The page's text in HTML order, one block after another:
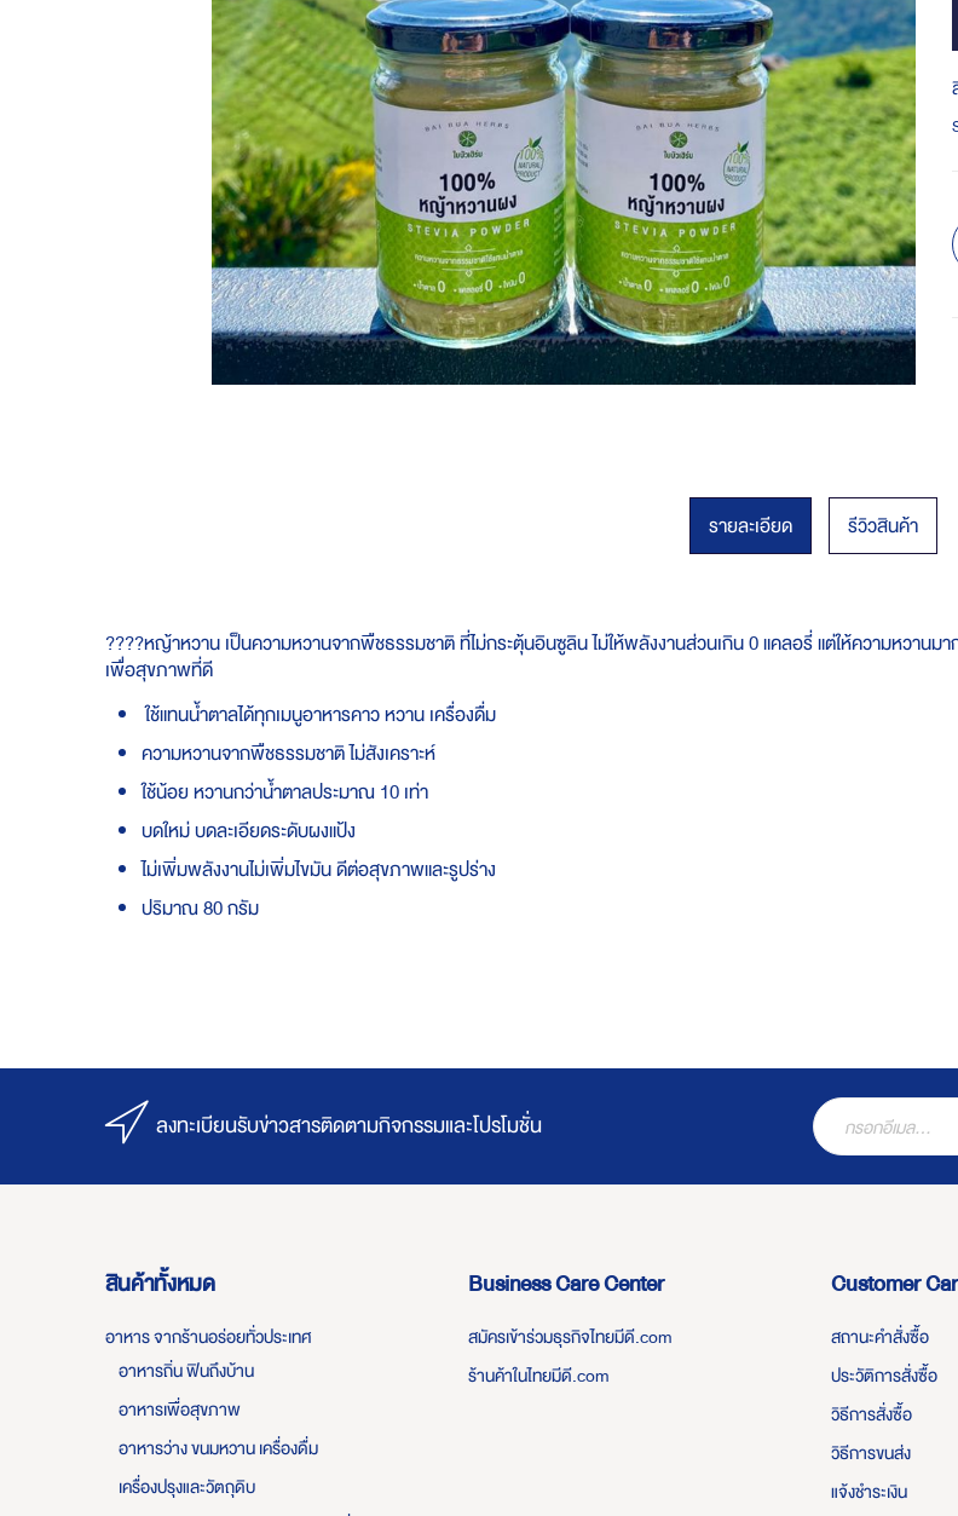
gallery
รายละเอียด
????หญ้าหวาน เป็นความหวานจากพืชธรรมชาติ ที่ไม่กระตุ้นอินซูลิน ไม่ให้พลังงานส่วนเกิน 0 แคลอรี่ แต่ให้ความหวานม
เพื่อสุขภาพที่ดี
ใช้แทนน้ำตาลได้ทุกเมนูอาหารคาว หวาน เครื่องดื่ม
ความหวานจากพืชธรรมชาติ ไม่สังเคราะห์
ใช้น้อย หวานกว่าน้ำตาลประมาณ 10 เท่า
บดใหม่ บดละเอียดระดับผงแป้ง
ไม่เพิ่มพลังงานไม่เพิ่มไขมัน ดีต่อสุขภาพและรูปร่าง
ปริมาณ 80 กรัม
รีวิวสินค้า
ลงทะเบียนรับข่าวสารติดตามกิจกรรมและโปรโมชั่น
สินค้าทั้งหมด
อาหาร จากร้านอร่อยทั่วประเทศ
อาหารถิ่น ฟินถึงบ้าน
อาหารเพื่อสุขภาพ
อาหารว่าง ขนมหวาน เครื่องดื่ม
เครื่องปรุงและวัตถุดิบ
Business Care Center
สมัครเข้าร่วมธุรกิจไทยมีดี.com
ร้านค้าในไทยมีดี.com
Customer
สถานะคำสั่งซื้อ
ประวัติการสั่งซื้อ
วิธีการสั่งซื้อ
วิธีการขนส่ง
แจ้งชำระเงิน